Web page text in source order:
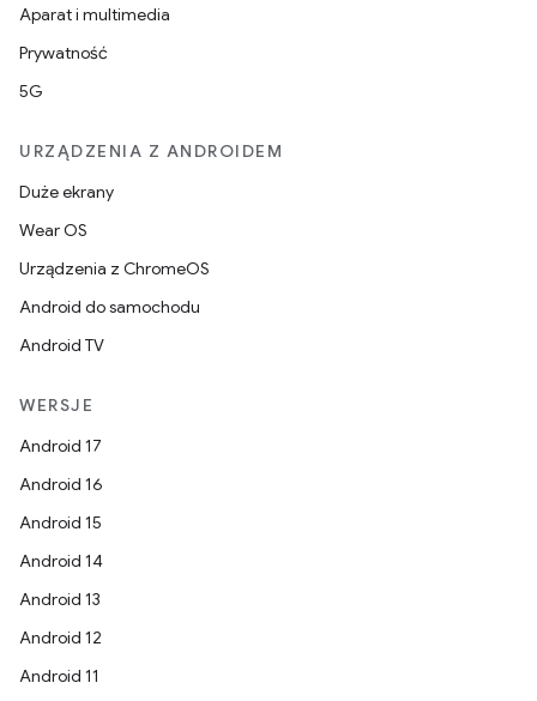
Aparat i multimedia
Prywatność
5G
URZĄDZENIA Z ANDROIDEM
Duże ekrany
Wear OS
Urządzenia z ChromeOS
Android do samochodu
Android TV
WERSJE
Android 17
Android 16
Android 15
Android 14
Android 13
Android 12
Android 11